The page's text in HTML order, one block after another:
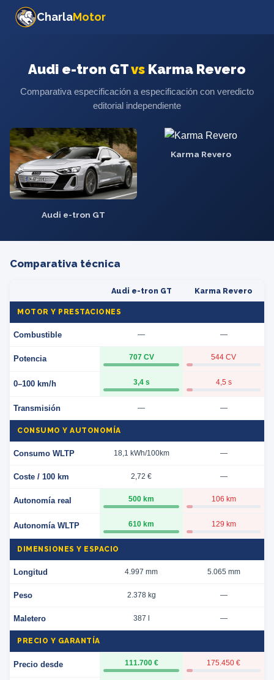
CharlaMotor
Audi e-tron GTvs Karma Revero
Comparativa especificación a especificación con veredicto
editorial independiente
Audi e-tron GT
Karma Revero
Comparativa técnica
Audi e-tron GT Karma Revero
MOTOR Y PRESTACIONES
Combustible — —
Potencia 707 CV 544 CV
0–100 km/h 3,4 s 4,5 s
Transmisión — —
CONSUMO Y AUTONOMÍA
Consumo WLTP 18,1 kWh/100km —
Coste / 100 km 2,72 € —
Autonomía real 500 km 106 km
Autonomía WLTP 610 km 129 km
DIMENSIONES Y ESPACIO
Longitud 4.997 mm 5.065 mm
Peso 2.378 kg —
Maletero 387 l —
PRECIO Y GARANTÍA
Precio desde 111.700 € 175.450 €